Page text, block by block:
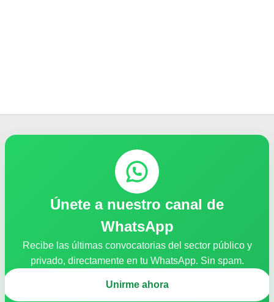
Únete a nuestro canal de
WhatsApp
Recibe las últimas convocatorias del sector público y
privado, directamente en tu WhatsApp. Sin spam.
Unirme ahora